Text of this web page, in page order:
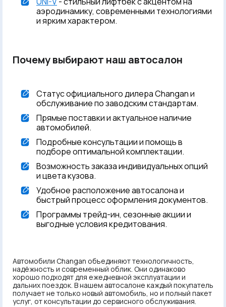
аэродинамику, современными технологиями
и ярким характером.
Почему выбирают наш автосалон
Статус официального дилера Changan и
обслуживание по заводским стандартам.
Прямые поставки и актуальное наличие
автомобилей.
Подробные консультации и помощь в
подборе оптимальной комплектации.
Возможность заказа индивидуальных опций
и цвета кузова.
Удобное расположение автосалона и
быстрый процесс оформления документов.
Программы трейд-ин, сезонные акции и
выгодные условия кредитования.
Автомобили Changan объединяют технологичность,
надёжность и современный облик. Они одинаково
хорошо подходят для ежедневной эксплуатации и
дальних поездок. В нашем автосалоне каждый покупатель
получает не только новый автомобиль, но и полный пакет
услуг, от консультации до сервисного обслуживания.